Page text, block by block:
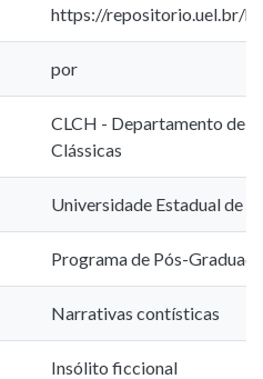
https://repositorio.uel.br/
por
CLCH - Departamento de
Clássicas
Universidade Estadual de
Programa de Pós-
Narrativas contísticas
Insólito ficcional